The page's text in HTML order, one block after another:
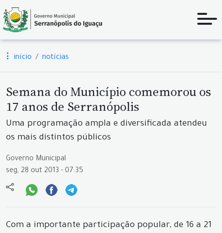
início notícias
Semana do Município comemorou os
17 anos de Serranópolis
Uma programação ampla e diversificada atendeu
os mais distintos públicos
Governo Municipal
seg, 28 out 2013 - 07:35
Com a importante participação popular, de 16 a 21